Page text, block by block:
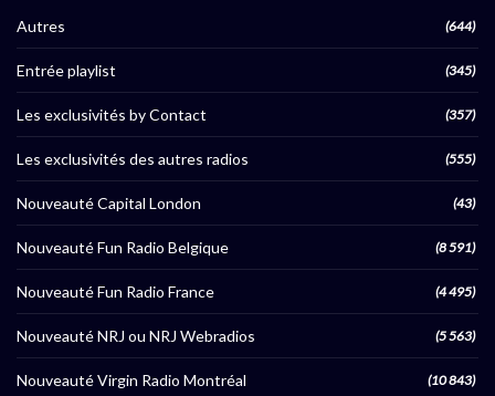
Autres (644)
Entrée playlist (345)
Les exclusivités by Contact (357)
Les exclusivités des autres radios (555)
Nouveauté Capital London (43)
Nouveauté Fun Radio Belgique (8 591)
Nouveauté Fun Radio France (4 495)
Nouveauté NRJ ou NRJ Webradios (5 563)
Nouveauté Virgin Radio Montréal (10 843)